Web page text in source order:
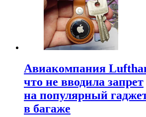
Авиакомпания
что не вводила запрет
на популярный
в багаже